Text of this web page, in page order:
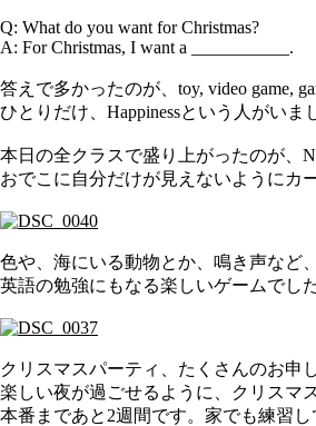
Q: What do you want for Christmas?
A: For Christmas, I want a ___________.
答えで多かったのが、toy, video game,
ひとりだけ、Happinessという人がいま
本日の全クラスで盛り上がったのが、
おでこに自分だけが見えないようにカ
色や、海にいる動物とか、鳴き声など
英語の勉強にもなる楽しいゲームでし
クリスマスパーティ、たくさんのお申
楽しい夜が過ごせるように、クリスマ
本番まであと2週間です。家でも練習し